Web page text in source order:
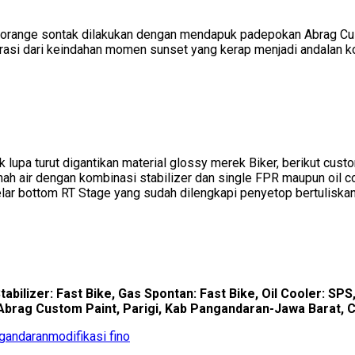
sontak dilakukan dengan mendapuk padepokan Abrag
dari keindahan momen sunset yang kerap menjadi andalan
lupa turut digantikan material glossy merek Biker, berikut
air dengan kombinasi stabilizer dan single FPR maupun oil
bottom RT Stage yang sudah dilengkapi penyetop
Fast Bike, Gas Spontan: Fast Bike, Oil Cooler:
Custom Paint, Parigi, Kab Pangandaran-Jawa Barat,
modifikasi fino